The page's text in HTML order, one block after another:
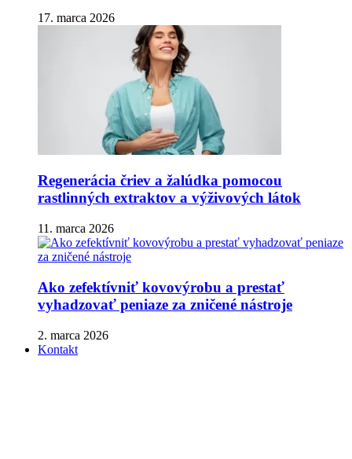
17. marca 2026
Regenerácia čriev a žalúdka pomocou
rastlinných extraktov a výživových látok
11. marca 2026
Ako zefektívniť kovovýrobu a prestať
vyhadzovať peniaze za zničené nástroje
2. marca 2026
Kontakt